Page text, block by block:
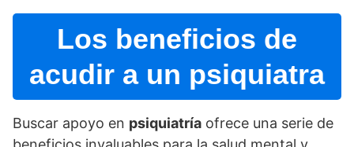
Los beneficios de
acudir a un psiquiatra
Buscar apoyo en psiquiatrí­a ofrece una serie de